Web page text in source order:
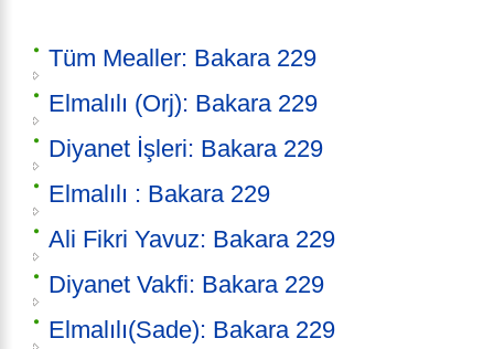
Tüm Mealler: Bakara 229
Elmalılı (Orj): Bakara 229
Diyanet İşleri: Bakara 229
Elmalılı : Bakara 229
Ali Fikri Yavuz: Bakara 229
Diyanet Vakfi: Bakara 229
Elmalılı(Sade): Bakara 229